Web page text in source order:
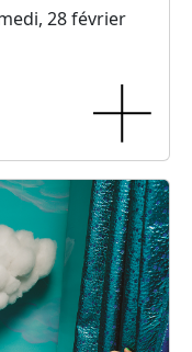
28 février